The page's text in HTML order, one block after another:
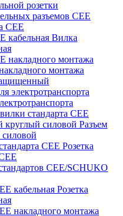
розетки
разъемов CEE
CEE
Вилка
монтажа
электротранспорта
стандарта CEE
Разъем
Розетка
CEE/SCHUKO
Розетка